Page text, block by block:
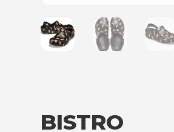
BISTRO